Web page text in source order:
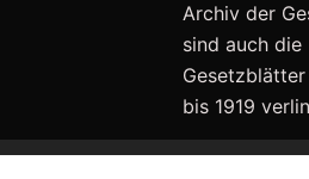
Archiv der
sind auch die
bis 1919